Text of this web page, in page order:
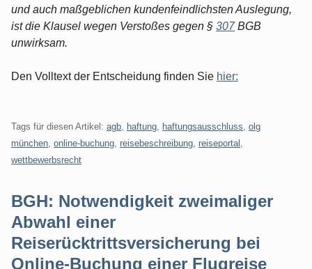
und auch maßgeblichen kundenfeindlichsten Auslegung,
ist die Klausel wegen Verstoßes gegen § 307BGB
unwirksam.
Den Volltext der Entscheidung finden Sie hier:
Tags für diesen Artikel: agb haftung haftungsausschluss olg
münchen online-buchung reisebeschreibung reiseportal
wettbewerbsrecht
BGH: Notwendigkeit zweimaliger
Abwahl einer
Reiserücktrittsversicherung bei
Online-Buchung einer Flugreise